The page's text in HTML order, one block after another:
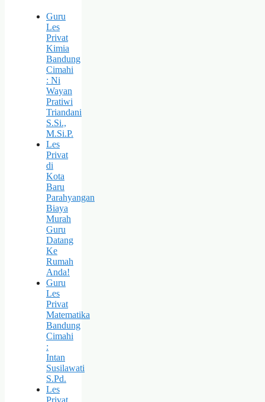
Guru
Les
Privat
Kimia
Bandung
Cimahi
: Ni
Wayan
Pratiwi
Triandani
S.Si.,
M.Si.P.
Les
Privat
di
Kota
Baru
Parahyangan
Biaya
Murah
Guru
Datang
Ke
Rumah
Anda!
Guru
Les
Privat
Matematika
Bandung
Cimahi
:
Intan
Susilawati
S.Pd.
Les
Privat